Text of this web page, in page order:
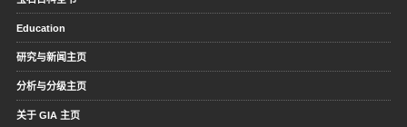
Education
研究与新闻主页
分析与分级主页
关于 GIA 主页